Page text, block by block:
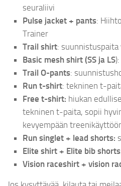
seuraliivi
Pulse jacket + pants:
Trainer
Trail shirt:
Basic mesh shirt (SS ja LS
Trail O-pants:
Run t-shirt: tekninen t-
Free t-shirt: hiukan
tekninen t-paita, sopii
kevyempään
Run singlet + lead shorts:
Elite shirt + Elite bib shorts
Vision raceshirt + vision